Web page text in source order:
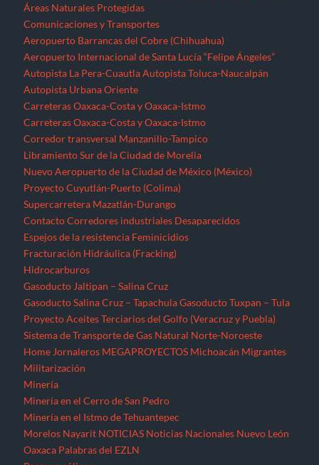
Áreas Naturales Protegidas
Comunicaciones y Transportes
Aeropuerto Barrancas del Cobre (Chihuahua)
Aeropuerto Internacional de Santa Lucía “Felipe Ángeles”
Autopista La Pera-Cuautla Autopista Toluca-Naucalpán
Autopista Urbana Oriente
Carreteras Oaxaca-Costa y Oaxaca-Istmo
Carreteras Oaxaca-Costa y Oaxaca-Istmo
Corredor transversal Manzanillo-Tampico
Libramiento Sur de la Ciudad de Morelia
Nuevo Aeropuerto de la Ciudad de México (México)
Proyecto Cuyutlán-Puerto (Colima)
Supercarretera Mazatlán-Durango
Contacto Corredores industriales Desaparecidos
Espejos de la resistencia Feminicidios
Fracturación Hidráulica (Fracking)
Hidrocarburos
Gasoducto Jaltipan – Salina Cruz
Gasoducto Salina Cruz – Tapachula Gasoducto Tuxpan – Tula
Proyecto Aceites Terciarios del Golfo (Veracruz y Puebla)
Sistema de Transporte de Gas Natural Norte-Noroeste
Home Jornaleros MEGAPROYECTOS Michoacán Migrantes
Militarización
Minería
Minería en el Cerro de San Pedro
Minería en el Istmo de Tehuantepec
Morelos Nayarit NOTICIAS Noticias Nacionales Nuevo León
Oaxaca Palabras del EZLN